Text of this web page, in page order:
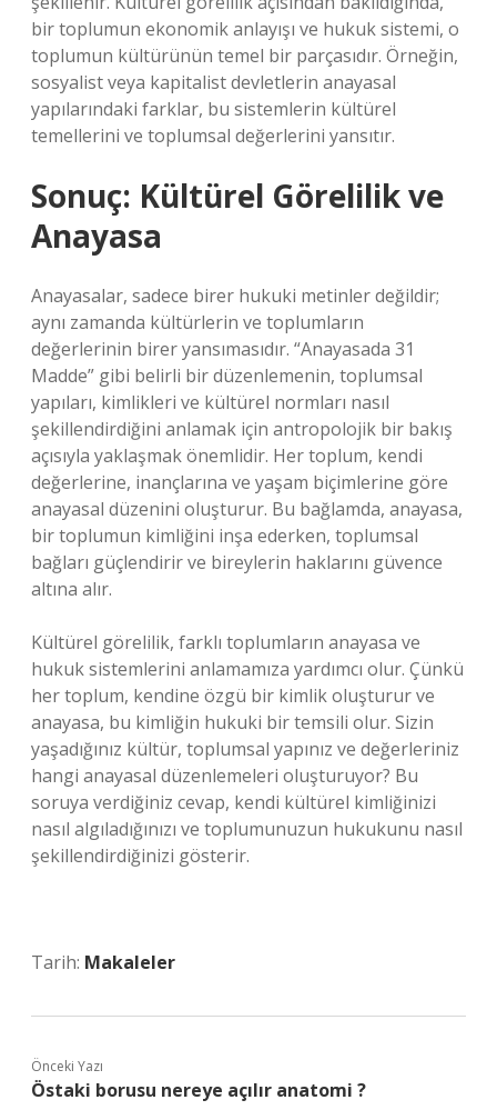
bir toplumun ekonomik anlayışı ve hukuk sistemi, o
toplumun kültürünün temel bir parçasıdır. Örneğin,
sosyalist veya kapitalist devletlerin anayasal
yapılarındaki farklar, bu sistemlerin kültürel
temellerini ve toplumsal değerlerini yansıtır.
Sonuç: Kültürel Görelilik ve
Anayasa
Anayasalar, sadece birer hukuki metinler değildir;
aynı zamanda kültürlerin ve toplumların
değerlerinin birer yansımasıdır. “Anayasada 31
Madde” gibi belirli bir düzenlemenin, toplumsal
yapıları, kimlikleri ve kültürel normları nasıl
şekillendirdiğini anlamak için antropolojik bir bakış
açısıyla yaklaşmak önemlidir. Her toplum, kendi
değerlerine, inançlarına ve yaşam biçimlerine göre
anayasal düzenini oluşturur. Bu bağlamda, anayasa,
bir toplumun kimliğini inşa ederken, toplumsal
bağları güçlendirir ve bireylerin haklarını güvence
altına alır.
Kültürel görelilik, farklı toplumların anayasa ve
hukuk sistemlerini anlamamıza yardımcı olur. Çünkü
her toplum, kendine özgü bir kimlik oluşturur ve
anayasa, bu kimliğin hukuki bir temsili olur. Sizin
yaşadığınız kültür, toplumsal yapınız ve değerleriniz
hangi anayasal düzenlemeleri oluşturuyor? Bu
soruya verdiğiniz cevap, kendi kültürel kimliğinizi
nasıl algıladığınızı ve toplumunuzun hukukunu nasıl
şekillendirdiğinizi gösterir.
Tarih: Makaleler
Önceki Yazı
Östaki borusu nereye açılır anatomi ?